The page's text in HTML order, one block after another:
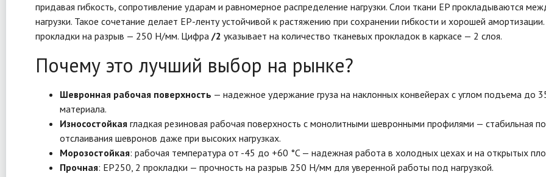
придавая гибкость, сопротивление ударам и равномерное распределение нагрузки. Слои ткани EP прокладываются
нагрузки. Такое сочетание делает EP-ленту устойчивой к растяжению при сохранении гибкости и хорошей
прокладки на разрыв — 250 Н/мм. Цифра /2 указывает на количество тканевых прокладок в каркасе — 2 слоя.
Почему это лучший выбор на рынке?
Шевронная рабочая поверхность — надежное удержание груза на наклонных конвейерах с углом подъема до
материала.
Износостойкая гладкая резиновая рабочая поверхность с монолитными шевронными профилями — стабильная
отслаивания шевронов даже при высоких нагрузках.
Морозостойкая: рабочая температура от -45 до +60 °C — надежная работа в холодных цехах и на открытых
Прочная: EP250, 2 прокладки — прочность на разрыв 250 Н/мм для уверенной работы под нагрузкой.